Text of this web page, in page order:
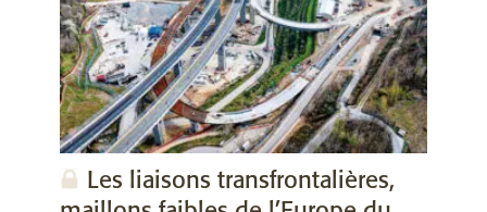
Les liaisons transfrontalières,